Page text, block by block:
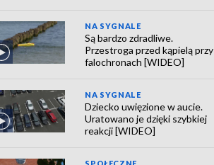
NA SYGNALE
Są bardzo zdradliwe.
Przestroga przed kąpielą przy
falochronach [WIDEO]
NA SYGNALE
Dziecko uwięzione w aucie.
Uratowano je dzięki szybkiej
reakcji [WIDEO]